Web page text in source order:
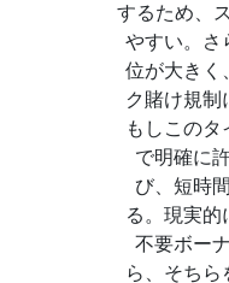
するため、
やすい。さ
位が大きく
ク賭け規制
もしこの
で明確に
び、短時
る。現実的
不要ボー
ら、そちら